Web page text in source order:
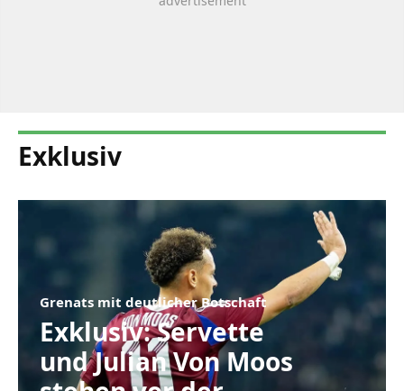
Exklusiv
Grenats mit deutlicher Botschaft
Exklusiv: Servette
und Julian Von Moos